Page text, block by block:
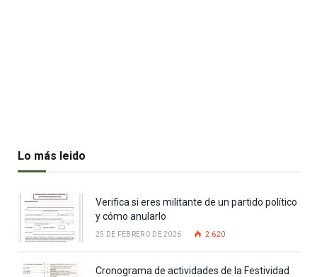
Lo más leido
Verifica si eres militante de un partido político
y cómo anularlo
25 DE FEBRERO DE 2026 2.620
Cronograma de actividades de la Festividad